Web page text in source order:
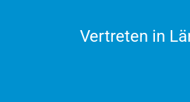
Vertreten in